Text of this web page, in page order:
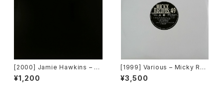
[2000] Jamie Hawkins – Lo
st My Mind [Elektra]
¥1,200
[1999] Various – Micky Rec
ord Vol. 49 [Micky Record
s Inc.][PROMO]
¥3,500